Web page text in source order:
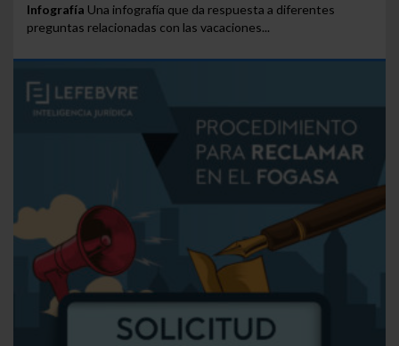
Infografía Una infografía que da respuesta a diferentes
preguntas relacionadas con las vacaciones...